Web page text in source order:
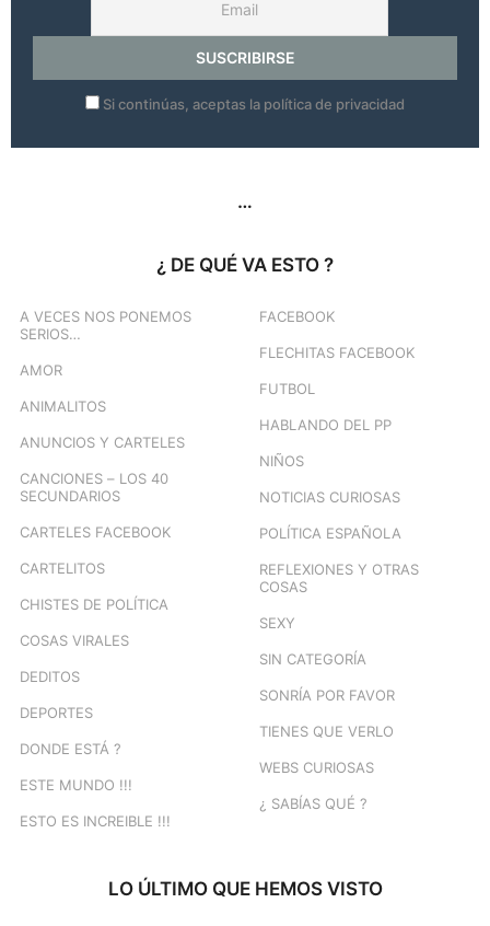
Si continúas, aceptas la política de privacidad
…
¿ DE QUÉ VA ESTO ?
A VECES NOS PONEMOS
SERIOS…
AMOR
ANIMALITOS
ANUNCIOS Y CARTELES
CANCIONES – LOS 40
SECUNDARIOS
CARTELES FACEBOOK
CARTELITOS
CHISTES DE POLÍTICA
COSAS VIRALES
DEDITOS
DEPORTES
DONDE ESTÁ ?
ESTE MUNDO !!!
ESTO ES INCREIBLE !!!
FACEBOOK
FLECHITAS FACEBOOK
FUTBOL
HABLANDO DEL PP
NIÑOS
NOTICIAS CURIOSAS
POLÍTICA ESPAÑOLA
REFLEXIONES Y OTRAS
COSAS
SEXY
SIN CATEGORÍA
SONRÍA POR FAVOR
TIENES QUE VERLO
WEBS CURIOSAS
¿ SABÍAS QUÉ ?
LO ÚLTIMO QUE HEMOS VISTO